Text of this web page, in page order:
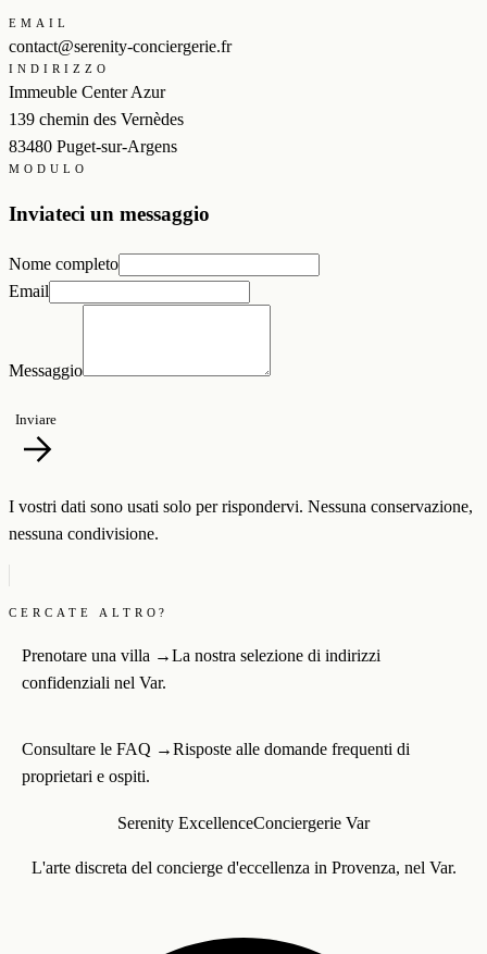
EMAIL
contact@serenity-conciergerie.fr
INDIRIZZO
Immeuble Center Azur
139 chemin des Vernèdes
83480 Puget-sur-Argens
MODULO
Inviateci un messaggio
Nome completo
Email
Messaggio
Inviare
I vostri dati sono usati solo per rispondervi. Nessuna conservazione,
nessuna condivisione.
CERCATE ALTRO?
Prenotare una villa →La nostra selezione di indirizzi
confidenziali nel Var.
Consultare le FAQ →Risposte alle domande frequenti di
proprietari e ospiti.
Serenity ExcellenceConciergerie Var
L'arte discreta del concierge d'eccellenza in Provenza, nel Var.